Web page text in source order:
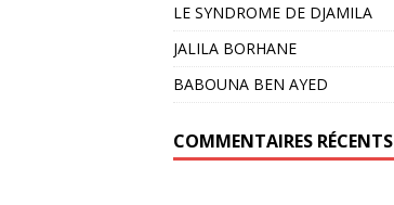
LE SYNDROME DE DJAMILA
JALILA BORHANE
BABOUNA BEN AYED
COMMENTAIRES RÉCENTS